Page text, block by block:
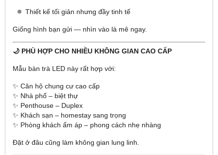
Thiết kế tối giản nhưng đầy tinh tế
Giống hình bạn gửi — nhìn vào là mê ngay.
🌙 PHÙ HỢP CHO NHIỀU KHÔNG GIAN CAO CẤP
Mẫu bàn trà LED này rất hợp với:
✨ Căn hộ chung cư cao cấp
✨ Nhà phố – biệt thự
✨ Penthouse – Duplex
✨ Khách sạn – homestay sang trọng
✨ Phòng khách ấm áp – phong cách nhẹ nhàng
Đặt ở đâu cũng làm không gian lung linh.